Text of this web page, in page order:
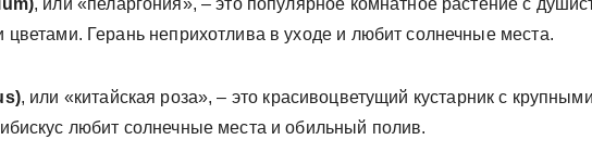
, или «пеларгония», – это популярное комнатное растение с
цветами. Герань неприхотлива в уходе и любит солнечные места.
, или «китайская роза», – это красивоцветущий кустарник с
любит солнечные места и обильный полив.